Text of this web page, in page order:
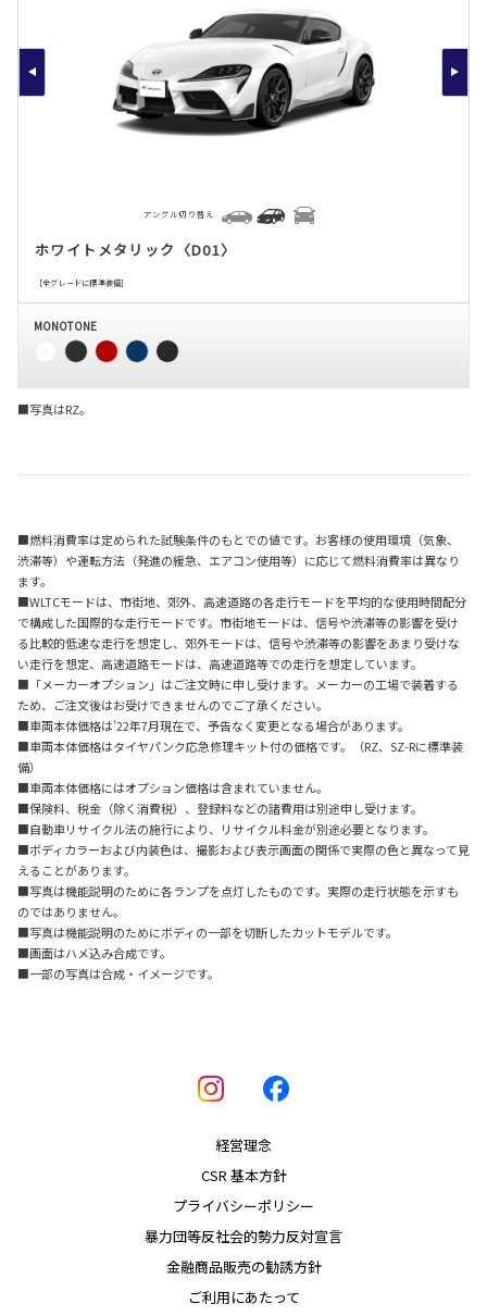
ホワイトメタリック〈D01〉
［全グレードに標準装備］
アングル切り替え
MONOTONE
■写真はRZ。
■燃料消費率は定められた試験条件のもとでの値です。お客様の使用環境（気象、
渋滞等）や運転方法（発進の緩急、エアコン使用等）に応じて燃料消費率は異なり
ます。
■WLTCモードは、市街地、郊外、高速道路の各走行モードを平均的な使用時間配分
で構成した国際的な走行モードです。市街地モードは、信号や渋滞等の影響を受け
る比較的低速な走行を想定し、郊外モードは、信号や渋滞等の影響をあまり受けな
い走行を想定、高速道路モードは、高速道路等での走行を想定しています。
■「メーカーオプション」はご注文時に申し受けます。メーカーの工場で装着する
ため、ご注文後はお受けできませんのでご了承ください。
■車両本体価格は’22年7月現在で、予告なく変更となる場合があります。
■車両本体価格はタイヤパンク応急修理キット付の価格です。（RZ、SZ-Rに標準装
備）
■車両本体価格にはオプション価格は含まれていません。
■保険料、税金（除く消費税）、登録料などの諸費用は別途申し受けます。
■自動車リサイクル法の施行により、リサイクル料金が別途必要となります。
■ボディカラーおよび内装色は、撮影および表示画面の関係で実際の色と異なって見
えることがあります。
■写真は機能説明のために各ランプを点灯したものです。実際の走行状態を示すも
のではありません。
■写真は機能説明のためにボディの一部を切断したカットモデルです。
■画面はハメ込み合成です。
■一部の写真は合成・イメージです。
経営理念
CSR 基本方針
プライバシーポリシー
暴力団等反社会的勢力反対宣言
金融商品販売の勧誘方針
ご利用にあたって